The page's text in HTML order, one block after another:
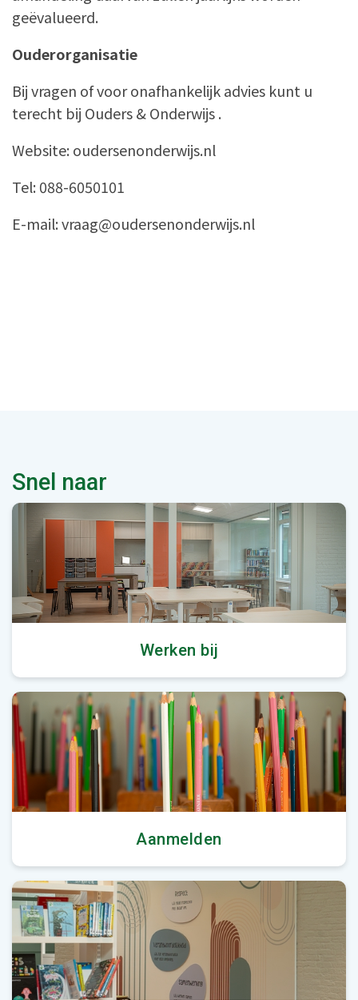
geëvalueerd.
Ouderorganisatie
Bij vragen of voor onafhankelijk advies kunt u
terecht bij Ouders & Onderwijs .
Website: oudersenonderwijs.nl
Tel: 088-6050101
E-mail: vraag@oudersenonderwijs.nl
Snel naar
Werken bij
Aanmelden